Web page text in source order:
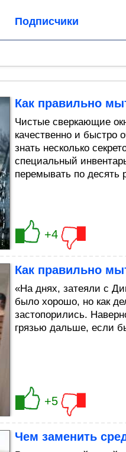
Подписчики
Как правильно
Чистые сверкающие
качественно и быстро
знать несколько
специальный
перемывать по десять
+4
Как правильно
«На днях, затеяли с
было хорошо, но как
застопорились.
грязью дальше, если
+5
Чем заменить